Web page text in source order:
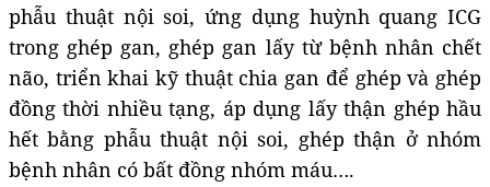
phẫu thuật nội soi, ứng dụng huỳnh quang ICG
trong ghép gan, ghép gan lấy từ bệnh nhân chết
não, triển khai kỹ thuật chia gan để ghép và ghép
đồng thời nhiều tạng, áp dụng lấy thận ghép hầu
hết bằng phẫu thuật nội soi, ghép thận ở nhóm
bệnh nhân có bất đồng nhóm máu….